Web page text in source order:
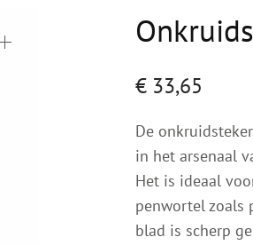
€ 33,65
De
in het arsenaal
Het is ideaal
penwortel zoals
blad is scherp